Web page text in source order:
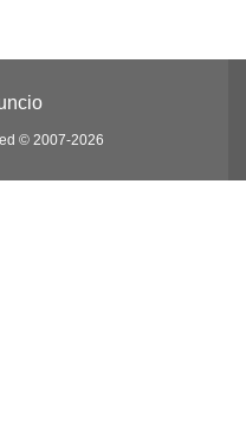
© 2007-2026